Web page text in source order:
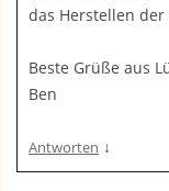
das Herstellen der
Beste Grüße aus
Ben
Antworten ↓